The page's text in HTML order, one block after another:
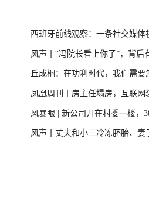
西班牙前线观察：一条社交媒
洲？
风声丨“冯院长看上你了”，背后
丘成桐：在功利时代，我们需要
凤凰周刊丨房主任塌房，互联网
风暴眼 | 新公司开在村委一楼，
风声丨丈夫和小三冷冻胚胎、妻
经济运行情